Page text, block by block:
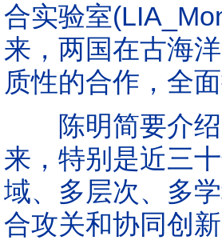
合实验室
来，两国在古海
质性的合作，全
陈明简要介绍
来，特别是近三
域、多层次、多
合攻关和协同创